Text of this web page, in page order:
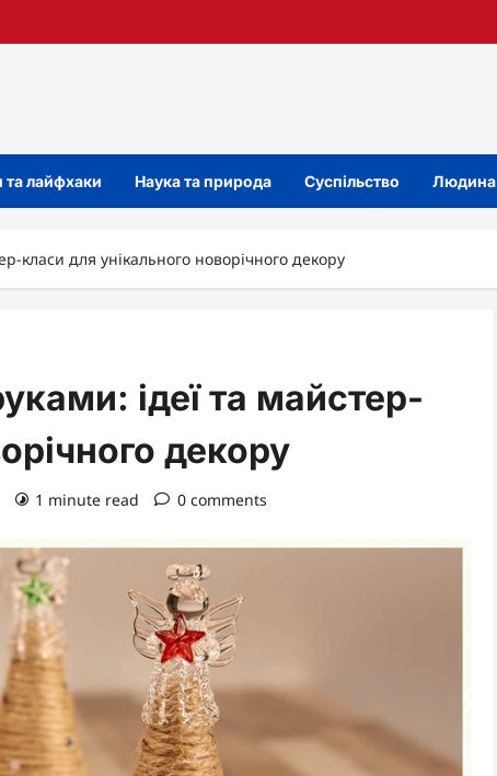
та лайфхаки Наука та природа Суспільство Людина
класи для унікального новорічного декору
ідеї та майстер-
декору
1 minute read 0 comments